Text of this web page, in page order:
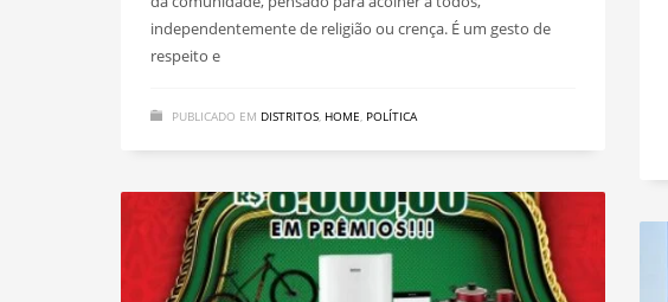
independentemente de religião ou crença. É um gesto de
respeito e
PUBLICADO EM DISTRITOS, HOME, POLÍTICA